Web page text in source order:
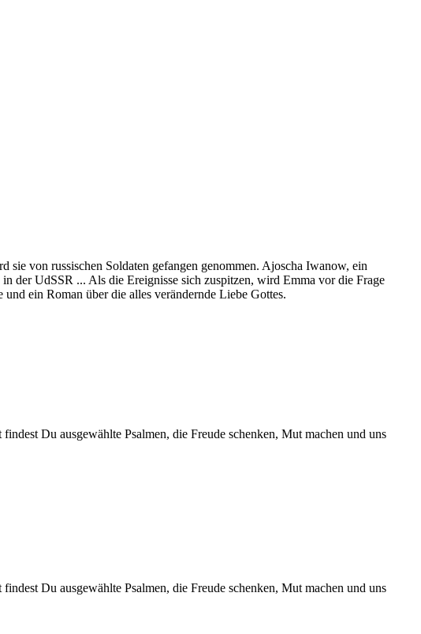
von russischen Soldaten gefangen genommen. Ajoscha Iwanow, ein
der UdSSR ... Als die Ereignisse sich zuspitzen, wird Emma vor die Frage
ein Roman über die alles verändernde Liebe Gottes.
Du ausgewählte Psalmen, die Freude schenken, Mut machen und uns
Du ausgewählte Psalmen, die Freude schenken, Mut machen und uns